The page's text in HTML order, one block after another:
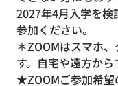
2027年4月入学を検
参加ください。
＊ZOOMはスマホ
す。自宅や遠方から
★ZOOMご参加希